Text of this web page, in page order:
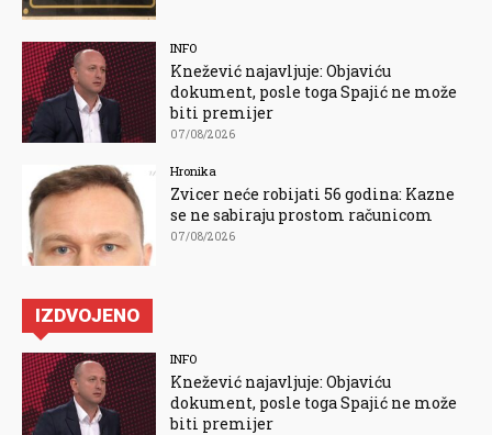
INFO
Knežević najavljuje: Objaviću
dokument, posle toga Spajić ne može
biti premijer
07/08/2026
Hronika
Zvicer neće robijati 56 godina: Kazne
se ne sabiraju prostom računicom
07/08/2026
IZDVOJENO
INFO
Knežević najavljuje: Objaviću
dokument, posle toga Spajić ne može
biti premijer